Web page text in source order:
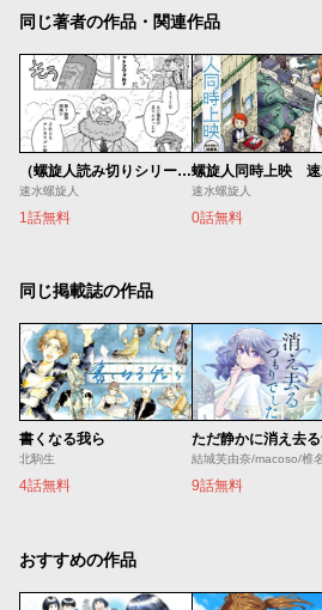
同じ著者の作品・関連作品
（螺旋人読み切りシリーズ６）ドクトルとドラゴン
速水螺旋人
1話無料
速水螺旋人
0話無料
同じ掲載誌の作品
書くなる我ら
北駒生
4話無料
結城芙由奈/macoso/椎
9話無料
おすすめの作品